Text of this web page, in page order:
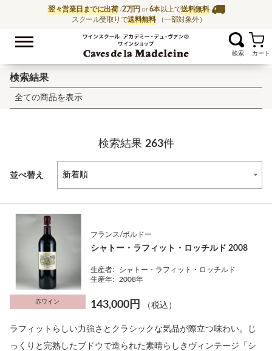
翌々営業日までに出荷/2万円 or6本以上で送料無料
スクール受取りで送料無料 （一部対象外）
ワイン通販ならワイ
お気に入
検索結果
全ての商品を表示
検索結果 263件
並べ替え
赤ワイン
フランス/ボルドー
シャトー・ラフィット・ロッチルド 2008
生産者:
シャトー・ラフィット・ロッチルド
生産年:
2008年
143,000円 （税込）
ラフィットらしい力強さとクラシックな気品が際立つ味わい。じ
っくりと完熟したブドウで造られた素晴らしきヴィンテージ「シ